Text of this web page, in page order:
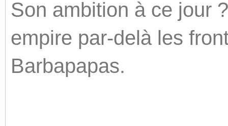
Son ambition à ce jour
empire par-delà les
Barbapapas.